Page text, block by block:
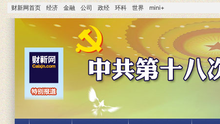
财新网首页 经济 金融 公司 政经 环科 世界 mini+